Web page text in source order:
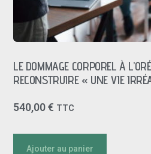
LE DOMMAGE CORPOREL À
RECONSTRUIRE « UNE VIE
540,00€ TTC
Ajouter au panier